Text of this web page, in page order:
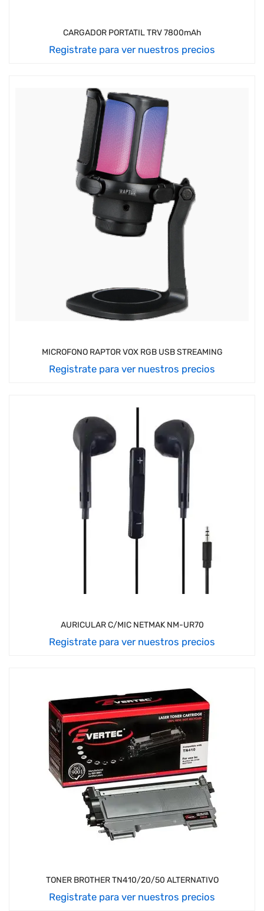
CARGADOR PORTATIL TRV 7800mAh
Registrate para ver nuestros precios
MICROFONO RAPTOR VOX RGB USB STREAMING
Registrate para ver nuestros precios
AURICULAR C/MIC NETMAK NM-UR70
Registrate para ver nuestros precios
TONER BROTHER TN410/20/50 ALTERNATIVO
Registrate para ver nuestros precios